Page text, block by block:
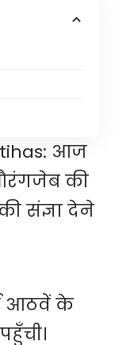
Itihas: आज
की
संज्ञा देने
आठवें के